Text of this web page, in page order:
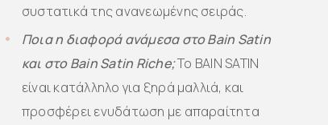
συστατικά της ανανεωμένης σειράς.
Ποια η διαφορά ανάμεσα στο Bain Satin
και στο Bain Satin Riche;Το BAIN SATIN
είναι κατάλληλο για ξηρά μαλλιά, και
προσφέρει ενυδάτωση με απαραίτητα